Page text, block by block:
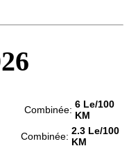
Combinée: 6 Le/100
KM
Combinée: 2.3 Le/100
KM